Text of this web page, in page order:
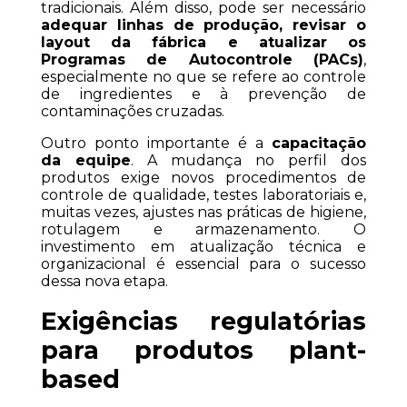
adequar linhas de produção, revisar o
layout da fábrica e atualizar os
Programas de Autocontrole (PACs),
especialmente no que se refere ao controle
de ingredientes e à prevenção de
contaminações cruzadas.
Outro ponto importante é a capacitação
da equipe. A mudança no perfil dos
produtos exige novos procedimentos de
controle de qualidade, testes laboratoriais e,
muitas vezes, ajustes nas práticas de higiene,
rotulagem e armazenamento. O
investimento em atualização técnica e
organizacional é essencial para o sucesso
dessa nova etapa.
Exigências regulatórias
para produtos plant-
based